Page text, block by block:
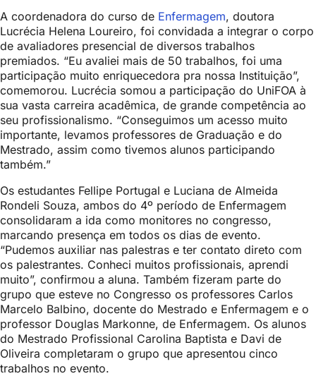
A coordenadora do curso de Enfermagem, doutora
Lucrécia Helena Loureiro, foi convidada a integrar o corpo
de avaliadores presencial de diversos trabalhos
premiados. “Eu avaliei mais de 50 trabalhos, foi uma
participação muito enriquecedora pra nossa Instituição”,
comemorou. Lucrécia somou a participação do UniFOA à
sua vasta carreira acadêmica, de grande competência ao
seu profissionalismo. “Conseguimos um acesso muito
importante, levamos professores de Graduação e do
Mestrado, assim como tivemos alunos participando
também.”
Os estudantes Fellipe Portugal e Luciana de Almeida
Rondeli Souza, ambos do 4º período de Enfermagem
consolidaram a ida como monitores no congresso,
marcando presença em todos os dias de evento.
“Pudemos auxiliar nas palestras e ter contato direto com
os palestrantes. Conheci muitos profissionais, aprendi
muito”, confirmou a aluna. Também fizeram parte do
grupo que esteve no Congresso os professores Carlos
Marcelo Balbino, docente do Mestrado e Enfermagem e o
professor Douglas Markonne, de Enfermagem. Os alunos
do Mestrado Profissional Carolina Baptista e Davi de
Oliveira completaram o grupo que apresentou cinco
trabalhos no evento.